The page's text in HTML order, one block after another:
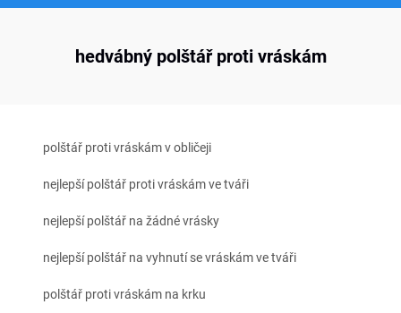
hedvábný polštář proti vráskám
polštář proti vráskám v obličeji
nejlepší polštář proti vráskám ve tváři
nejlepší polštář na žádné vrásky
nejlepší polštář na vyhnutí se vráskám ve tváři
polštář proti vráskám na krku